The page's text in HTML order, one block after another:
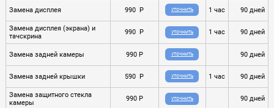
Замена дисплея 990 P УТОЧНИТЬ 1 час 90 дней
Замена дисплея (экрана) и
тачскрина
990 P УТОЧНИТЬ 1 час 90 дней
Замена задней камеры 990 P УТОЧНИТЬ 90 дней
Замена задней крышки 590 P УТОЧНИТЬ 1 час 90 дней
Замена защитного стекла
камеры
990 P УТОЧНИТЬ 90 дней